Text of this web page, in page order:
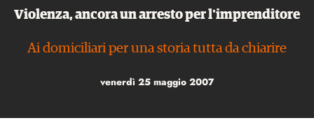
Violenza, ancora un arresto per l'imprenditore
Ai domiciliari per una storia tutta da chiarire
venerdì 25 maggio 2007